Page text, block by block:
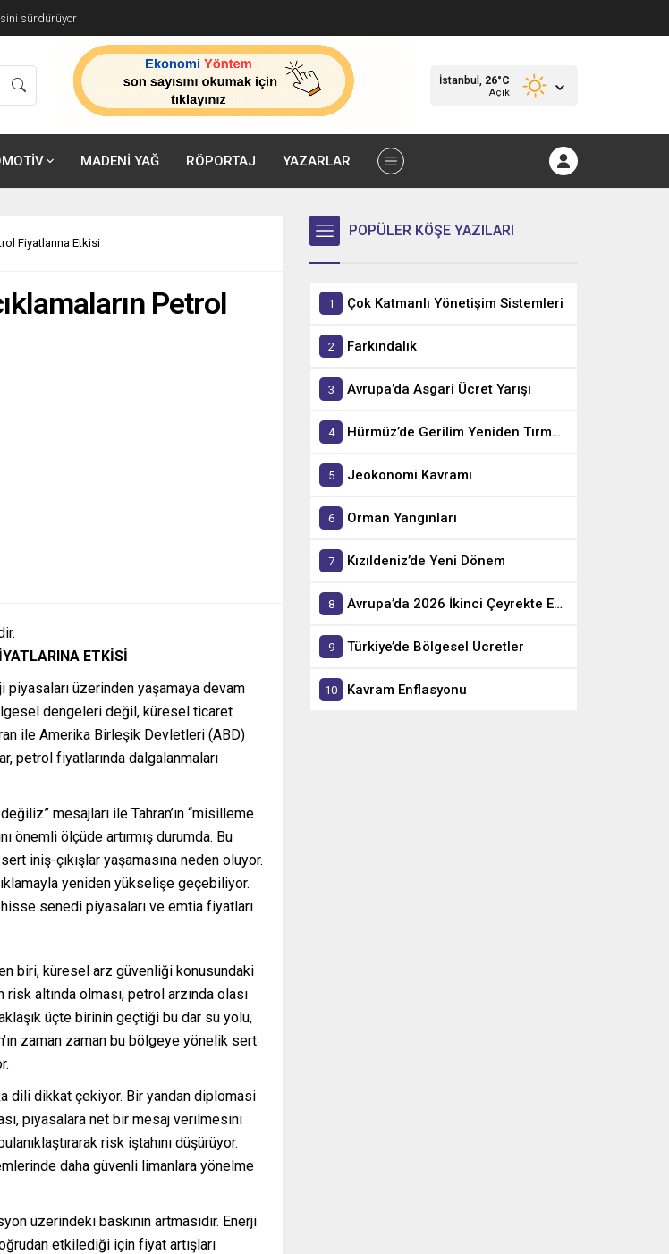
İstanbul, 26°C
Açık
MADENİ YAĞ RÖPORTAJ YAZARLAR
Fiyatlarına Etkisi
Petrol
ETKİSİ
piyasaları üzerinden yaşamaya devam
dengeleri değil, küresel ticaret
ile Amerika Birleşik Devletleri (ABD)
petrol fiyatlarında dalgalanmaları
mesajları ile Tahran’ın “misilleme
önemli ölçüde artırmış durumda. Bu
iniş-çıkışlar yaşamasına neden oluyor.
yeniden yükselişe geçebiliyor.
hisse senedi piyasaları ve emtia fiyatları
biri, küresel arz güvenliği konusundaki
altında olması, petrol arzında olası
üçte birinin geçtiği bu dar su yolu,
zaman zaman bu bölgeye yönelik sert
dili dikkat çekiyor. Bir yandan diplomasi
piyasalara net bir mesaj verilmesini
risk iştahını düşürüyor.
daha güvenli limanlara yönelme
üzerindeki baskının artmasıdır. Enerji
etkilediği için fiyat artışları
POPÜLER KÖŞE YAZILARI
Çok Katmanlı Yönetişim Sistemleri
Farkındalık
Avrupa’da Asgari Ücret Yarışı
Hürmüz’de Gerilim Yeniden Tırmandı
Jeokonomi Kavramı
Orman Yangınları
Kızıldeniz’de Yeni Dönem
Avrupa’da 2026 İkinci Çeyrekte En Hızlı Büyüyen Ekonomiler
Türkiye’de Bölgesel Ücretler
Kavram Enflasyonu